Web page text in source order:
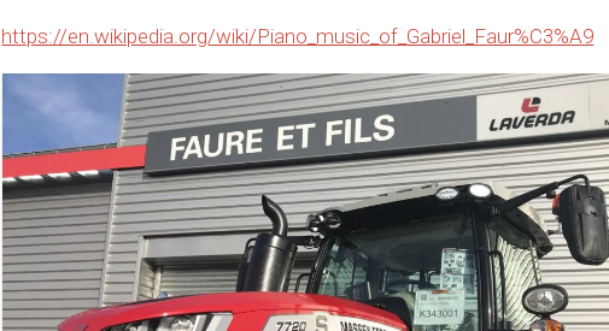
https://en.wikipedia.org/wiki/Piano_music_of_Gabriel_Faur%C3%A9